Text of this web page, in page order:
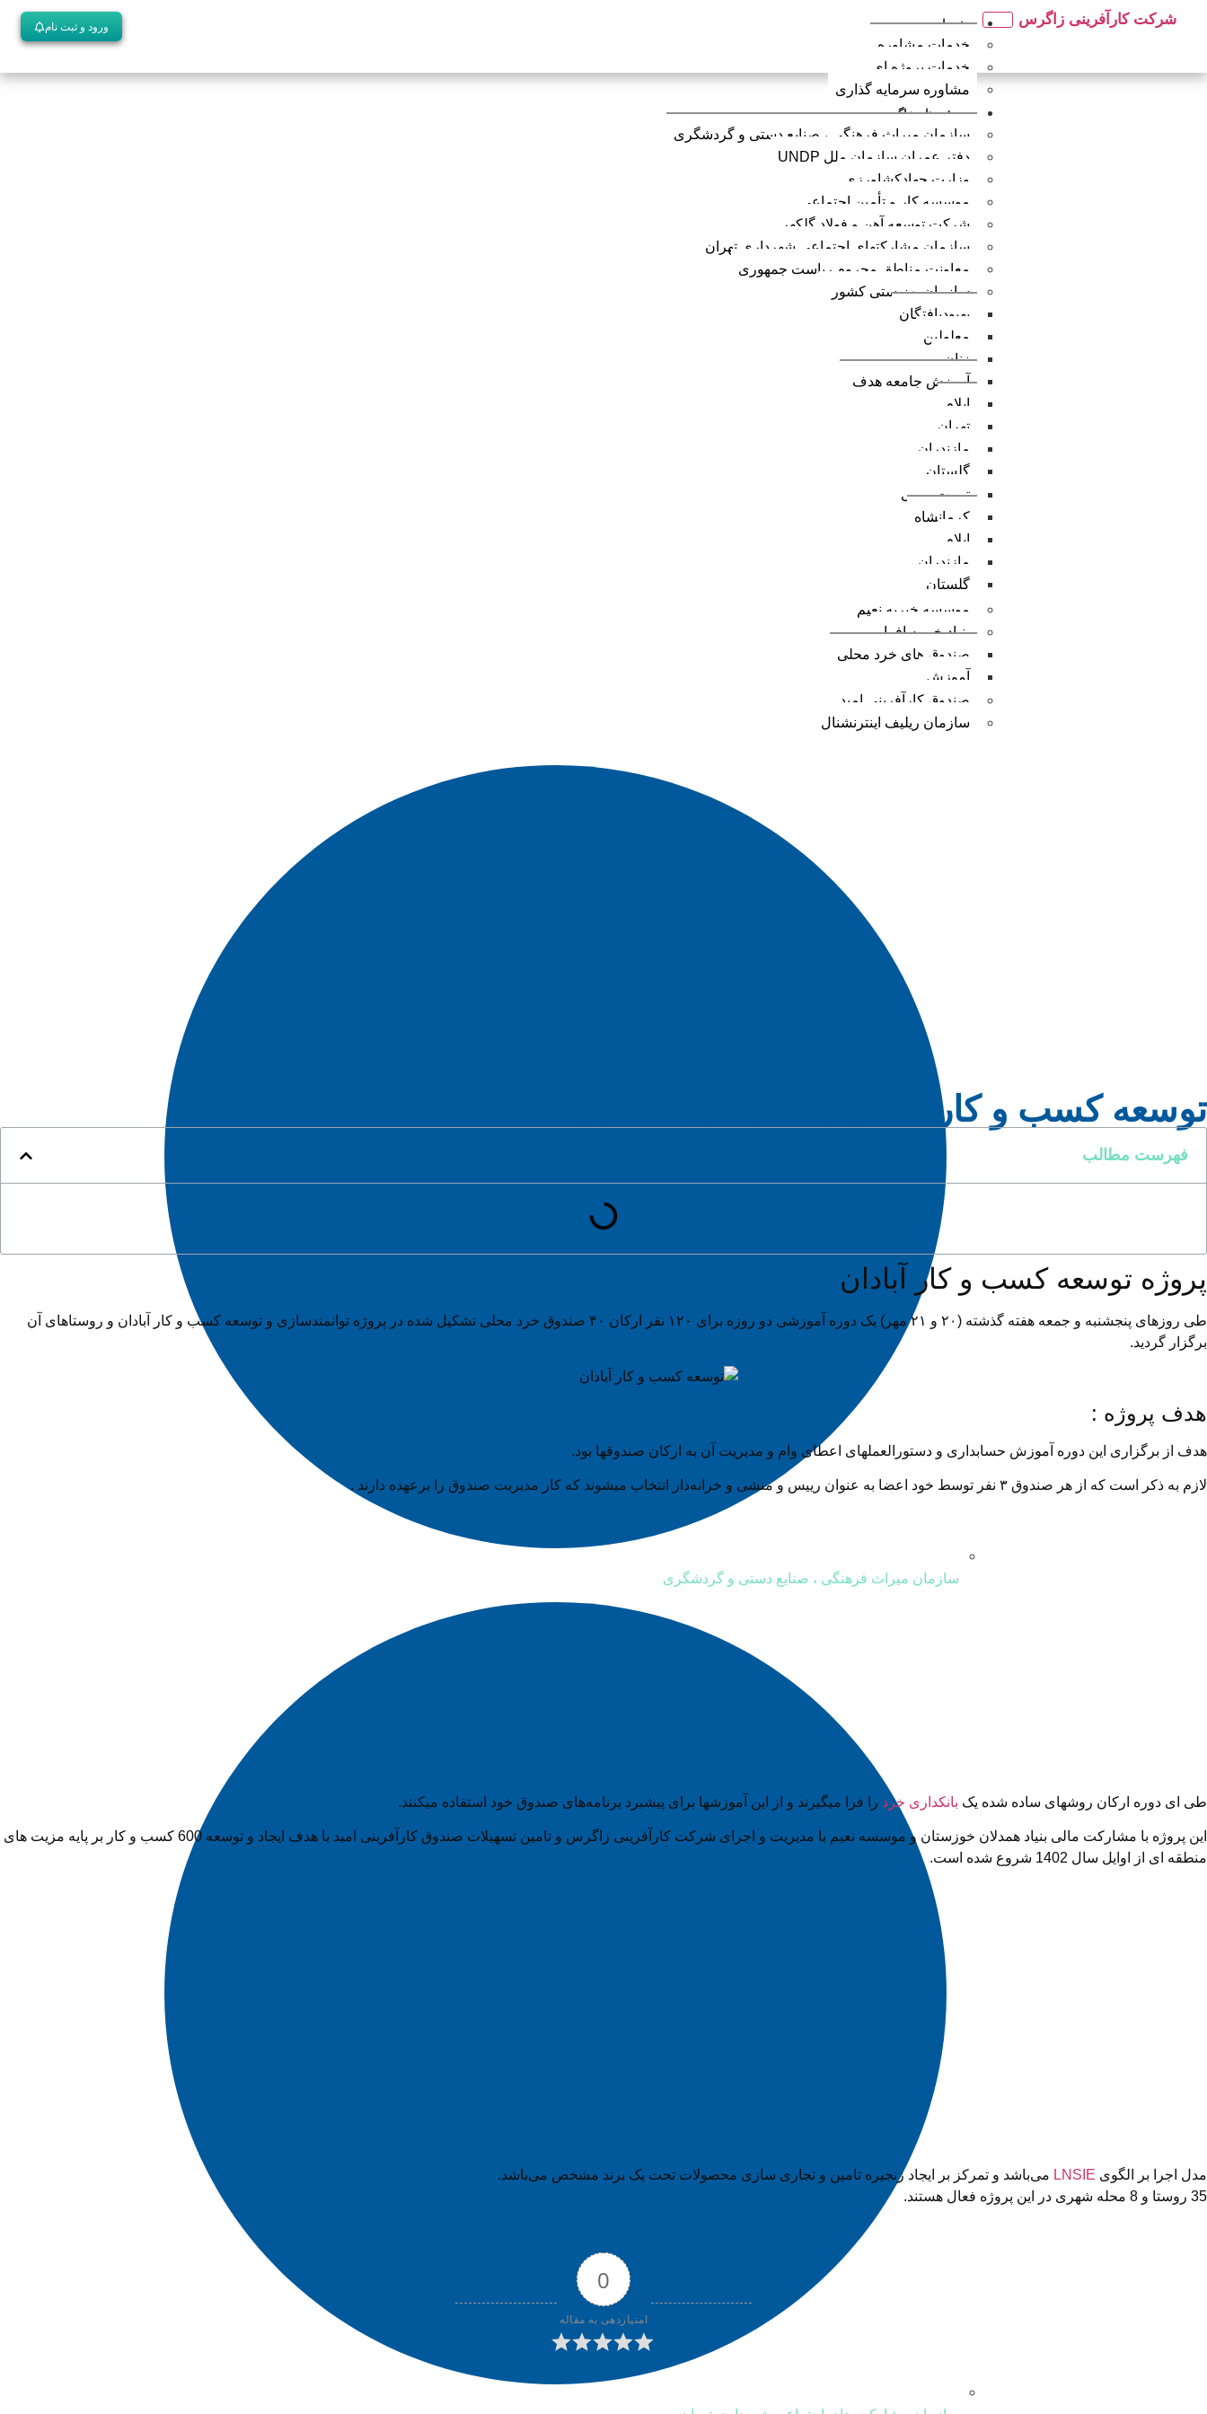
شرکت کارآفرینی زاگرس خدمات
خدمات مشاوره
خدمات پروژه ای
مشاوره سرمایه گذاری
پروژه های زاگرس
سازمان میراث فرهنگی ، صنایع دستی و گردشگری
دفتر عمران سازمان ملل UNDP
وزارت جهادکشاورزی
موسسه کار و تأمین اجتماعی
شرکت توسعه آهن و فولاد گلکهر
سازمان مشارکتهای اجتماعی شهرداری تهران
معاونت مناطق محروم ریاست جمهوری
سازمان بهزیستی کشور
بهبودیافتگان
معلولین
زنان
آموزش جامعه هدف
ایلام
تهران
مازندران
گلستان
تربیت مربی
کرمانشاه
ایلام
مازندران
گلستان
موسسه خیریه نعیم
بنیاد خیریه افرا
صندوق های خرد محلی
آموزش
صندوق کارآفرینی امید
سازمان ریلیف اینترنشنال
سازمان میراث فرهنگی ، صنایع دستی و گردشگری
ورود و ثبت نام
توسعه کسب و کار آبادان با مدل اجرا الگوی LNSIE
فهرست مطالب
پروژه توسعه کسب و کار آبادان
طی روزهای پنجشنبه و جمعه هفته گذشته (۲۰ و ۲۱ مهر) یک دوره آموزشی دو روزه برای ۱۲۰ نفر ارکان ۴۰ صندوق خرد محلی تشکیل شده در پروژه توانمندسازی و توسعه کسب و کار آبادان و روستاهای آن
برگزار گردید.
هدف پروژه :
هدف از برگزاری این دوره آموزش حسابداری و دستورالعملهای اعطای وام و مدیریت آن به ارکان صندوقها بود.
لازم به ذکر است که از هر صندوق ۳ نفر توسط خود اعضا به عنوان رییس و منشی و خزانه‌دار انتخاب میشوند که کار مدیریت صندوق را برعهده دارند .
طی ای دوره ارکان روشهای ساده شده یک بانکداری خرد را فرا میگیرند و از این آموزشها برای پیشبرد برنامه‌های صندوق خود استفاده میکنند.
این پروژه با مشارکت مالی بنیاد همدلان خوزستان و موسسه نعیم با مدیریت و اجرای شرکت کارآفرینی زاگرس و تامین تسهیلات صندوق کارآفرینی امید با هدف ایجاد و توسعه 600 کسب و کار بر پایه مزیت های
منطقه ای از اوایل سال 1402 شروع شده است.
مدل اجرا بر الگوی LNSIE می‌باشد و تمرکز بر ایجاد زنجیره تامین و تجاری سازی محصولات تحت یک برند مشخص می‌باشد.
35 روستا و 8 محله شهری در این پروژه فعال هستند.
0
امتیازدهی به مقاله